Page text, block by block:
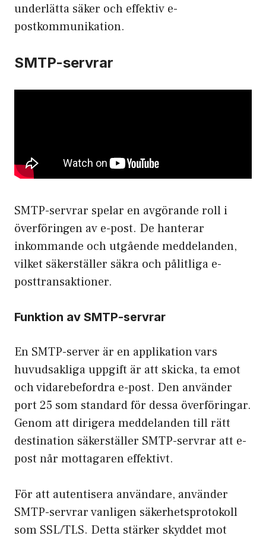
underlätta säker och effektiv e-
postkommunikation.
SMTP-servrar
SMTP-servrar spelar en avgörande roll i
överföringen av e-post. De hanterar
inkommande och utgående meddelanden,
vilket säkerställer säkra och pålitliga e-
posttransaktioner.
Funktion av SMTP-servrar
En SMTP-server är en applikation vars
huvudsakliga uppgift är att skicka, ta emot
och vidarebefordra e-post. Den använder
port 25 som standard för dessa överföringar.
Genom att dirigera meddelanden till rätt
destination säkerställer SMTP-servrar att e-
post når mottagaren effektivt.
För att autentisera användare, använder
SMTP-servrar vanligen säkerhetsprotokoll
som SSL/TLS. Detta stärker skyddet mot